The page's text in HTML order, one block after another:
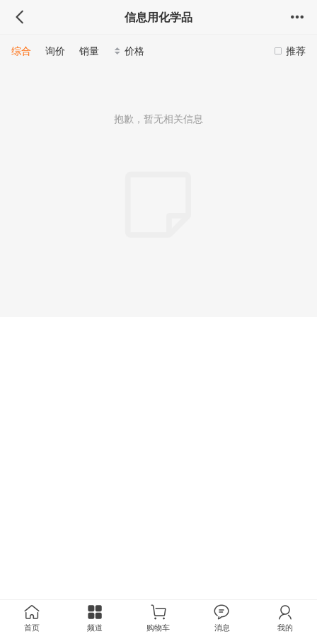
信息用化学品
推荐
综合 询价 销量 价格
抱歉，暂无相关信息
首页 频道 购物车 消息 我的